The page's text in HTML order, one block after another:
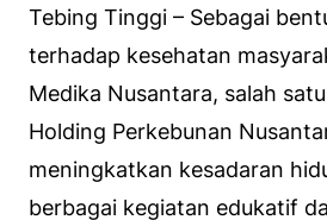
Tebing Tinggi – Sebagai
terhadap kesehatan
Medika Nusantara, salah
Holding Perkebunan
meningkatkan kesadaran
berbagai kegiatan edukatif